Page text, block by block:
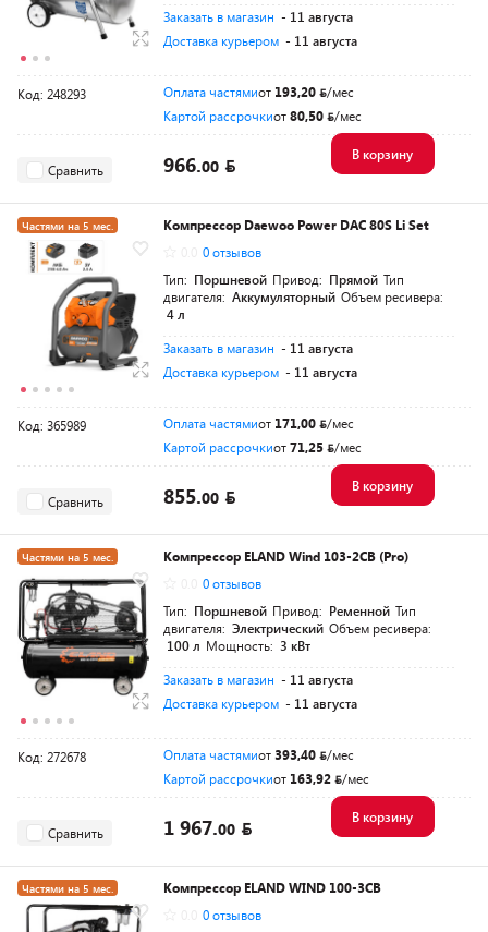
Заказать в магазин - 11 августа
Доставка курьером - 11 августа
Код: 248293 Оплата частямиот 193,20
/мес
Картой рассрочкиот80,50 /мес
Сравнить 966.00
В корзину
Частями на 5 мес.
Разумная цена
Компрессор Daewoo Power DAC 80S Li Set
0 отзывов
Тип: Поршневой Привод: Прямой Тип
двигателя: Аккумуляторный Объем ресивера:
4 л
Заказать в магазин - 11 августа
Доставка курьером - 11 августа
Код: 365989 Оплата частямиот 171,00
/мес
Картой рассрочкиот71,25 /мес
Сравнить 855.00
В корзину
Частями на 5 мес.
Разумная цена
Компрессор ELAND Wind 103-2CВ (Pro)
0 отзывов
Тип: Поршневой Привод: Ременной Тип
двигателя: Электрический Объем ресивера:
100 л Мощность: 3 кВт
Заказать в магазин - 11 августа
Доставка курьером - 11 августа
Код: 272678 Оплата частямиот393,40
/мес
Картой рассрочкиот 163,92 /мес
Сравнить 1 967.00
В корзину
Частями на 5 мес.
Компрессор ELAND WIND 100-3CB
0 отзывов